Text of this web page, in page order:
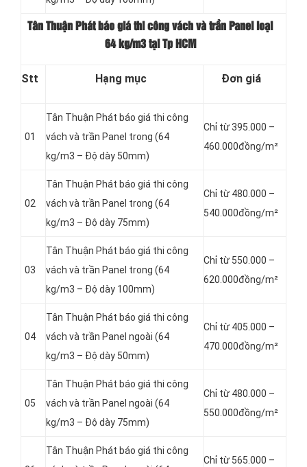
Tân Thuận Phát báo giá thi công vách và trần Panel loại
64 kg/m3 tại Tp HCM
Stt Hạng mục Đơn giá
01
Tân Thuận Phát báo giá thi công
vách và trần Panel trong (64
kg/m3 – Độ dày 50mm)
Chỉ từ 395.000 –
460.000đồng/m²
02
Tân Thuận Phát báo giá thi công
vách và trần Panel trong (64
kg/m3 – Độ dày 75mm)
Chỉ từ 480.000 –
540.000đồng/m²
03
Tân Thuận Phát báo giá thi công
vách và trần Panel trong (64
kg/m3 – Độ dày 100mm)
Chỉ từ 550.000 –
620.000đồng/m²
04
Tân Thuận Phát báo giá thi công
vách và trần Panel ngoài (64
kg/m3 – Độ dày 50mm)
Chỉ từ 405.000 –
470.000đồng/m²
05
Tân Thuận Phát báo giá thi công
vách và trần Panel ngoài (64
kg/m3 – Độ dày 75mm)
Chỉ từ 480.000 –
550.000đồng/m²
Tân Thuận Phát báo giá thi công
Chỉ từ 565.000 –